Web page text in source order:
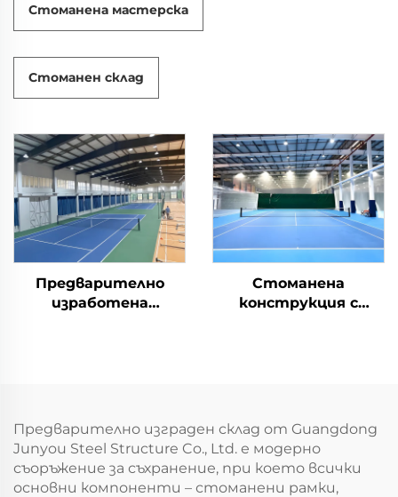
Стоманена мастерска
Стоманен склад
Предварително
изработена
Стоманена
конструкция с
Предварително изграден склад от Guangdong
Junyou Steel Structure Co., Ltd. е модерно
съоръжение за съхранение, при което всички
основни компоненти – стоманени рамки,